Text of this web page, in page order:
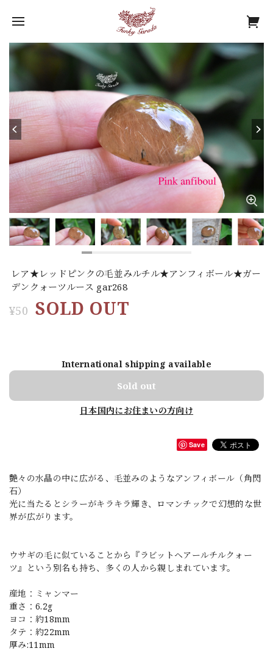
レア★レッドピンクの毛並みルチル★アンフィボール★ガー
デンクォーツルース gar268
¥50 SOLD OUT
International shipping available
Sold out
日本国内にお住まいの方向け
Save
艶々の水晶の中に広がる、毛並みのようなアンフィボール（角閃
石）
光に当たるとシラーがキラキラ輝き、ロマンチックで幻想的な世
界が広がります。
ウサギの毛に似ていることから『ラビットヘアールチルクォー
ツ』という別名も持ち、多くの人から親しまれています。
産地：ミャンマー
重さ：6.2g
ヨコ：約18mm
タテ：約22mm
厚み:11mm